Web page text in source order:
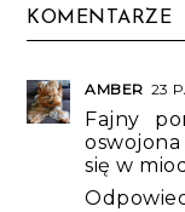
KOMENTARZE
AMBER 23
Fajny
się w